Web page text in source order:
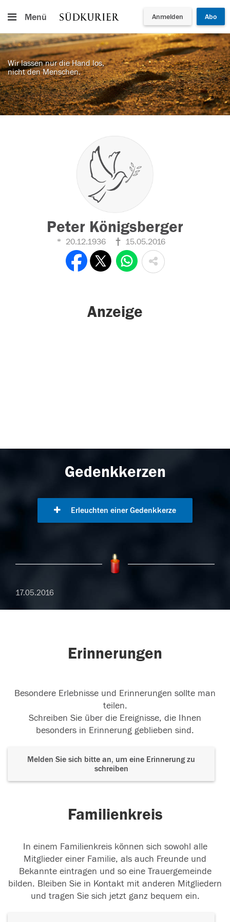
Menü Anmelden Abo
Wir lassen nur die Hand los,
nicht den Menschen.
Peter Königsberger
20.12.1936 15.05.2016
Anzeige
Gedenkkerzen
Erleuchten einer Gedenkkerze
17.05.2016
Erinnerungen
Besondere Erlebnisse und Erinnerungen sollte man
teilen.
Schreiben Sie über die Ereignisse, die Ihnen
besonders in Erinnerung geblieben sind.
Melden Sie sich bitte an, um eine Erinnerung zu
schreiben
Familienkreis
In einem Familienkreis können sich sowohl alle
Mitglieder einer Familie, als auch Freunde und
Bekannte eintragen und so eine Trauergemeinde
bilden. Bleiben Sie in Kontakt mit anderen Mitgliedern
und tragen Sie sich jetzt ganz bequem ein.